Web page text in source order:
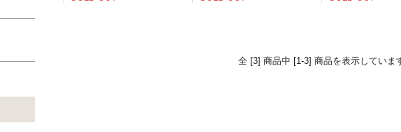
全 [3] 商品中 [1-3] 商品を表示していま